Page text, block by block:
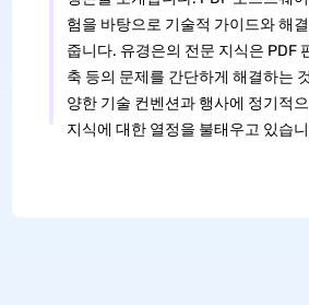
험을 바탕으로 기술적 가이드와 해
줍니다. 유경은의 전문 지식은 PDF
축 등의 문제를 간단하게 해결하는
양한 기술 컨벤션과 행사에 정기적
지식에 대한 열정을 불태우고 있습